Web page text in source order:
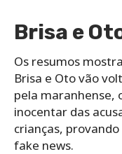
Brisa e
Os resumos
Brisa e Oto vão
pela maranhense,
inocentar das
crianças,
fake news.